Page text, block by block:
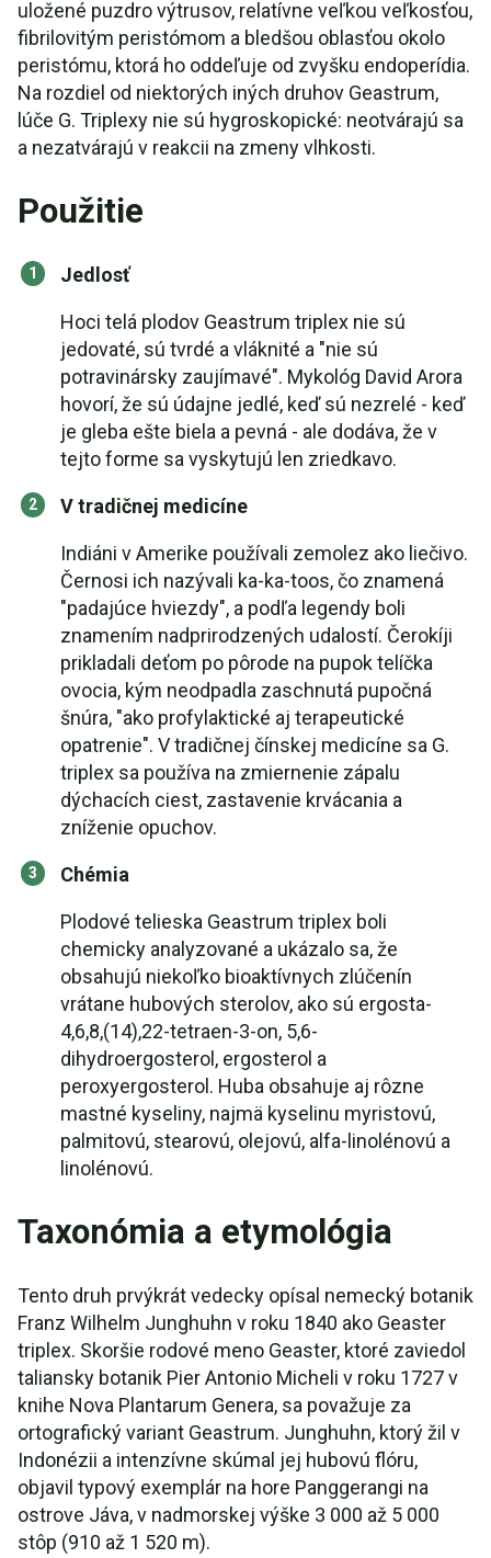
uložené puzdro výtrusov, relatívne veľkou veľkosťou,
fibrilovitým peristómom a bledšou oblasťou okolo
peristómu, ktorá ho oddeľuje od zvyšku endoperídia.
Na rozdiel od niektorých iných druhov Geastrum,
lúče G. Triplexy nie sú hygroskopické: neotvárajú sa
a nezatvárajú v reakcii na zmeny vlhkosti.
Použitie
Jedlosť
Hoci telá plodov Geastrum triplex nie sú
jedovaté, sú tvrdé a vláknité a "nie sú
potravinársky zaujímavé". Mykológ David Arora
hovorí, že sú údajne jedlé, keď sú nezrelé - keď
je gleba ešte biela a pevná - ale dodáva, že v
tejto forme sa vyskytujú len zriedkavo.
V tradičnej medicíne
Indiáni v Amerike používali zemolez ako liečivo.
Černosi ich nazývali ka-ka-toos, čo znamená
"padajúce hviezdy", a podľa legendy boli
znamením nadprirodzených udalostí. Čerokíji
prikladali deťom po pôrode na pupok telíčka
ovocia, kým neodpadla zaschnutá pupočná
šnúra, "ako profylaktické aj terapeutické
opatrenie". V tradičnej čínskej medicíne sa G.
triplex sa používa na zmiernenie zápalu
dýchacích ciest, zastavenie krvácania a
zníženie opuchov.
Chémia
Plodové telieska Geastrum triplex boli
chemicky analyzované a ukázalo sa, že
obsahujú niekoľko bioaktívnych zlúčenín
vrátane hubových sterolov, ako sú ergosta-
4,6,8,(14),22-tetraen-3-on, 5,6-
dihydroergosterol, ergosterol a
peroxyergosterol. Huba obsahuje aj rôzne
mastné kyseliny, najmä kyselinu myristovú,
palmitovú, stearovú, olejovú, alfa-linolénovú a
linolénovú.
Taxonómia a etymológia
Tento druh prvýkrát vedecky opísal nemecký botanik
Franz Wilhelm Junghuhn v roku 1840 ako Geaster
triplex. Skoršie rodové meno Geaster, ktoré zaviedol
taliansky botanik Pier Antonio Micheli v roku 1727 v
knihe Nova Plantarum Genera, sa považuje za
ortografický variant Geastrum. Junghuhn, ktorý žil v
Indonézii a intenzívne skúmal jej hubovú flóru,
objavil typový exemplár na hore Panggerangi na
ostrove Jáva, v nadmorskej výške 3 000 až 5 000
stôp (910 až 1 520 m).